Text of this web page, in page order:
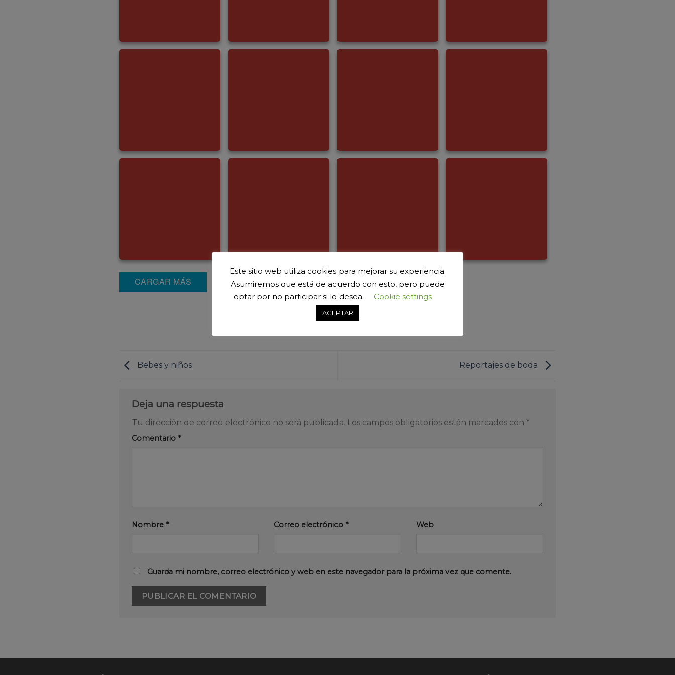
CARGAR MÁS
Bebes y niños Reportajes de boda
Deja una respuesta
Tu dirección de correo electrónico no será publicada. Los campos obligatorios están marcados con *
Comentario *
Nombre * Correo electrónico * Web
Guarda mi nombre, correo electrónico y web en este navegador para la próxima vez que comente.
Este sitio web utiliza cookies para mejorar su experiencia.
Asumiremos que está de acuerdo con esto, pero puede
optar por no participar si lo desea.
Cookie settings
ACEPTAR